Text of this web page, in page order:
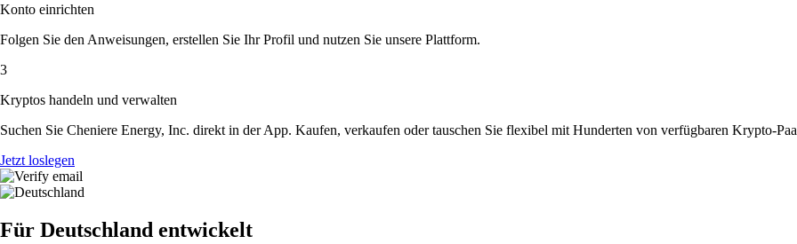
Konto einrichten
Folgen Sie den Anweisungen, erstellen Sie Ihr Profil und nutzen Sie unsere Plattform.
3
Kryptos handeln und verwalten
Suchen Sie Cheniere Energy, Inc. direkt in der App. Kaufen, verkaufen oder tauschen Sie flexibel mit Hunderten von verfügbaren Krypto-
Jetzt loslegen
Für Deutschland entwickelt